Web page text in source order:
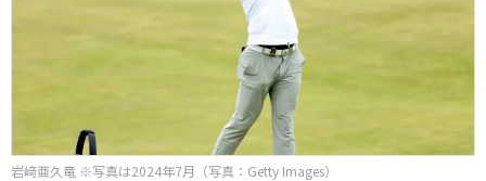
岩﨑亜久竜 ※写真は2024年7月（写真：Getty Images）